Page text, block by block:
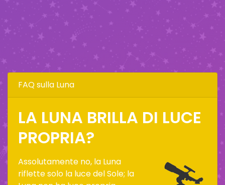
FAQ sulla Luna
LA LUNA BRILLA DI LUCE
PROPRIA?
Assolutamente no, la Luna
riflette solo la luce del Sole; la